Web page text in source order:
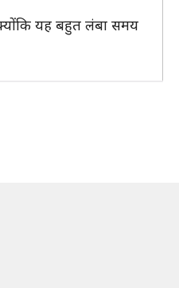
यह बहुत लंबा समय